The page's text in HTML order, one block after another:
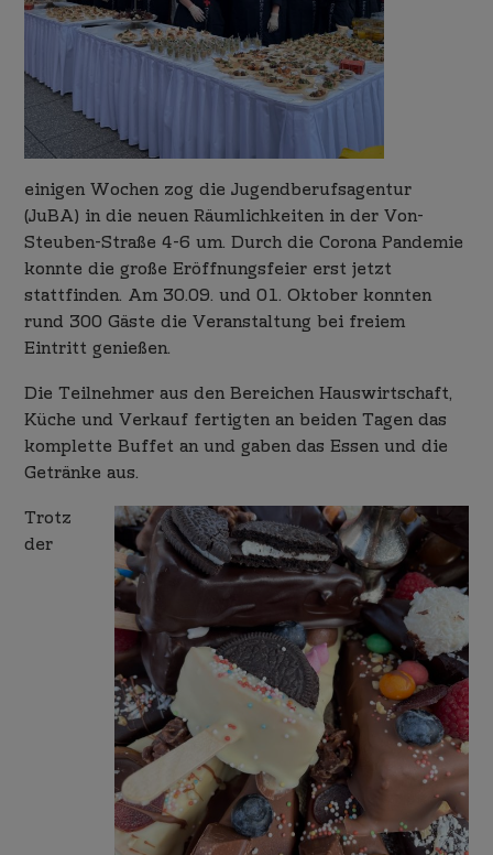
einigen Wochen zog die Jugendberufsagentur
(JuBA) in die neuen Räumlichkeiten in der Von-
Steuben-Straße 4-6 um. Durch die Corona Pandemie
konnte die große Eröffnungsfeier erst jetzt
stattfinden. Am 30.09. und 01. Oktober konnten
rund 300 Gäste die Veranstaltung bei freiem
Eintritt genießen.
Die Teilnehmer aus den Bereichen Hauswirtschaft,
Küche und Verkauf fertigten an beiden Tagen das
komplette Buffet an und gaben das Essen und die
Getränke aus.
Trotz
der